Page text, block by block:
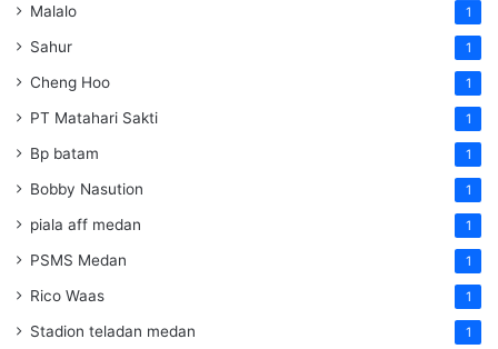
Malalo 1
Sahur 1
Cheng Hoo 1
PT Matahari Sakti 1
Bp batam 1
Bobby Nasution 1
piala aff medan 1
PSMS Medan 1
Rico Waas 1
Stadion teladan medan 1